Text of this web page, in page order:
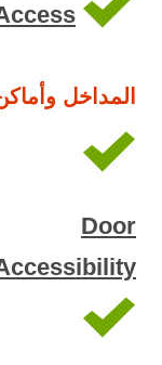
المداخل
Door